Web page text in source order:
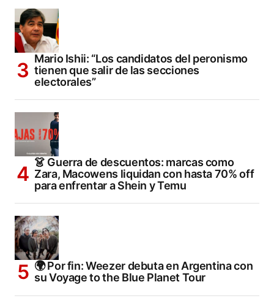
Mario Ishii: “Los candidatos del peronismo
tienen que salir de las secciones
electorales”
👗 Guerra de descuentos: marcas como
Zara, Macowens liquidan con hasta 70% off
para enfrentar a Shein y Temu
🌍 Por fin: Weezer debuta en Argentina con
su Voyage to the Blue Planet Tour